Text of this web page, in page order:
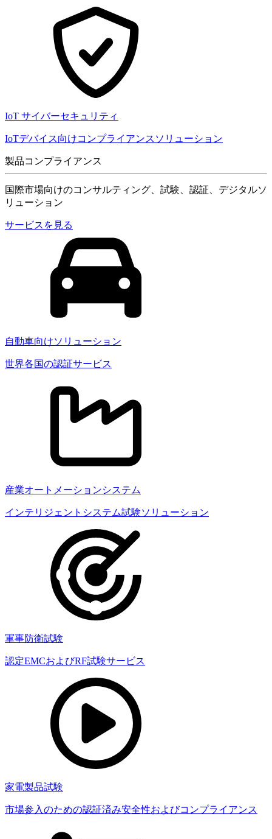
IoT サイバーセキュリティ
IoTデバイス向けコンプライアンスソリューション
製品コンプライアンス
国際市場向けのコンサルティング、試験、認証、デジタルソ
リューション
サービスを見る
自動車向けソリューション
世界各国の認証サービス
産業オートメーションシステム
インテリジェントシステム試験ソリューション
軍事防衛試験
認定EMCおよびRF試験サービス
家電製品試験
市場参入のための認証済み安全性およびコンプライアンス